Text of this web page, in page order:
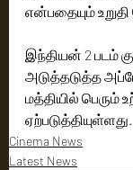
என்பதையும்
இந்தியன் 2 படம்
அடுத்தடுத்த
மத்தியில் பெரும்
ஏற்படுத்தியுள்ளது.
Cinema News
Latest News